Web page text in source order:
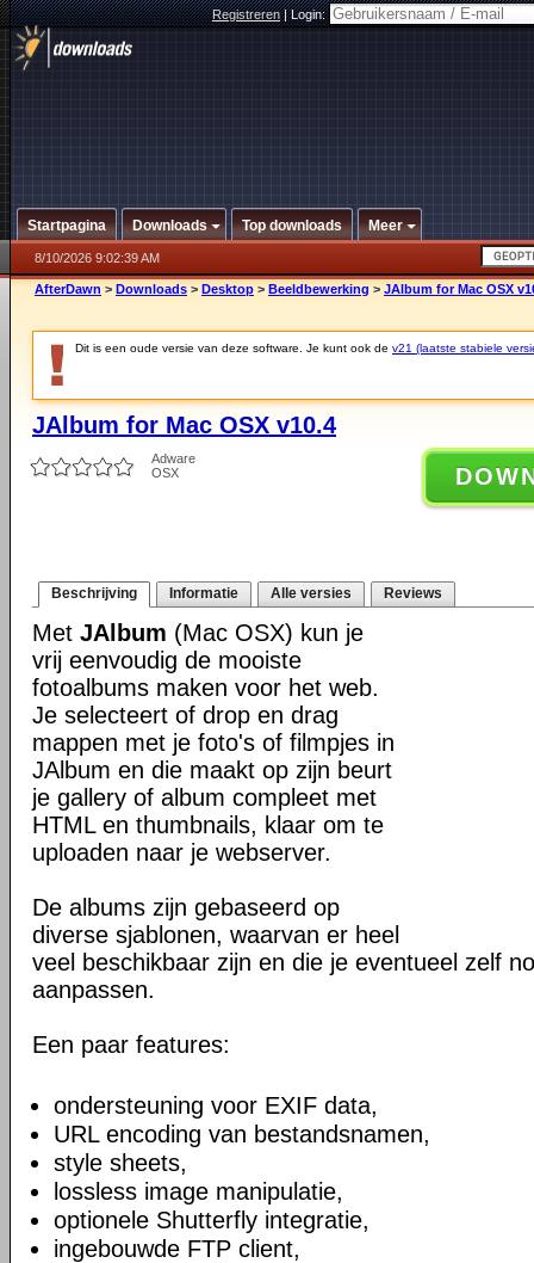
Registreren|Login:
Startpagina Downloads Top downloads Meer
8/10/2026 9:02:39 AM
AfterDawn > Downloads > Desktop > Beeldbewerking > JAlbum for Mac OSX
Dit is een oude versie van deze software. Je kunt ook de v21 (laatste stabiele
JAlbum for Mac OSX v10.4
Adware
OSX
Beschrijving Informatie Alle versies Reviews
Met JAlbum (Mac OSX) kun je
vrij eenvoudig de mooiste
fotoalbums maken voor het web.
Je selecteert of drop en drag
mappen met je foto's of filmpjes in
JAlbum en die maakt op zijn beurt
je gallery of album compleet met
HTML en thumbnails, klaar om te
uploaden naar je webserver.
De albums zijn gebaseerd op
diverse sjablonen, waarvan er heel
veel beschikbaar zijn en die je eventueel zelf
aanpassen.
Een paar features:
ondersteuning voor EXIF data,
URL encoding van bestandsnamen,
style sheets,
lossless image manipulatie,
optionele Shutterfly integratie,
ingebouwde FTP client,